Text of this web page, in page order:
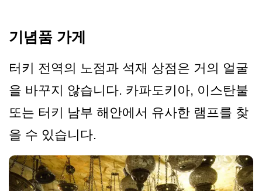
기념품 가게
터키 전역의 노점과 석재 상점은 거의 얼굴
을 바꾸지 않습니다. 카파도키아, 이스탄불
또는 터키 남부 해안에서 유사한 램프를 찾
을 수 있습니다.